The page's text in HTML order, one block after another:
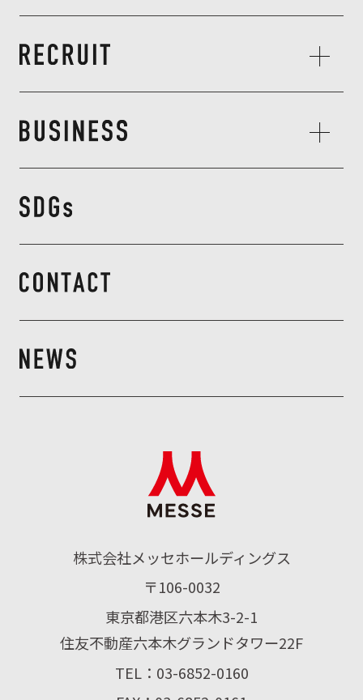
株式会社メッセホールディングス
〒106-0032
東京都港区六本木3-2-1
住友不動産六本木グランドタワー22F
TEL：03-6852-0160